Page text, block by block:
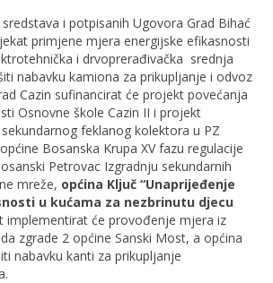
i potpisanih Ugovora Grad Bihać
primjene mjera energijske efikasnosti
i drvoprerađivačka srednja
nabavku kamiona za prikupljanje i odvoz
Cazin sufinancirat će projekt povećanja
Osnovne škole Cazin II i projekt
feklanog kolektora u PZ
Bosanska Krupa XV fazu regulacije
Petrovac Izgradnju sekundarnih
mreže, općina Ključ “Unaprijeđenje
u kućama za nezbrinutu djecu
implementirat će provođenje mjera iz
zgrade 2 općine Sanski Most, a općina
nabavku kanti za prikupljanje